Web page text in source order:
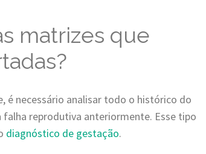
matrizes que
é necessário analisar todo o histórico do
reprodutiva anteriormente. Esse tipo
diagnóstico de gestação.